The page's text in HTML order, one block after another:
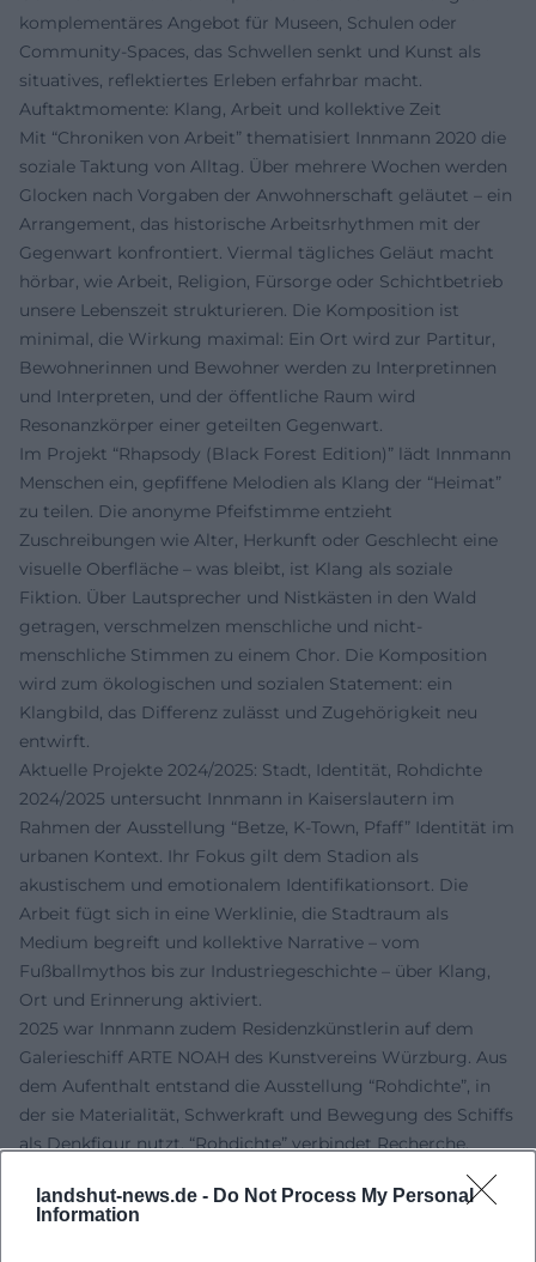
landshut-news.de - Do Not Process My Personal
Information
komplementäres Angebot für Museen, Schulen oder
Community-Spaces, das Schwellen senkt und Kunst als
situatives, reflektiertes Erleben erfahrbar macht.
Auftaktmomente: Klang, Arbeit und kollektive Zeit
Mit “Chroniken von Arbeit” thematisiert Innmann 2020 die
soziale Taktung von Alltag. Über mehrere Wochen werden
Glocken nach Vorgaben der Anwohnerschaft geläutet – ein
Arrangement, das historische Arbeitsrhythmen mit der
Gegenwart konfrontiert. Viermal tägliches Geläut macht
hörbar, wie Arbeit, Religion, Fürsorge oder Schichtbetrieb
unsere Lebenszeit strukturieren. Die Komposition ist
minimal, die Wirkung maximal: Ein Ort wird zur Partitur,
Bewohnerinnen und Bewohner werden zu Interpretinnen
und Interpreten, und der öffentliche Raum wird
Resonanzkörper einer geteilten Gegenwart.
Im Projekt “Rhapsody (Black Forest Edition)” lädt Innmann
Menschen ein, gepfiffene Melodien als Klang der “Heimat”
zu teilen. Die anonyme Pfeifstimme entzieht
Zuschreibungen wie Alter, Herkunft oder Geschlecht eine
visuelle Oberfläche – was bleibt, ist Klang als soziale
Fiktion. Über Lautsprecher und Nistkästen in den Wald
getragen, verschmelzen menschliche und nicht-
menschliche Stimmen zu einem Chor. Die Komposition
wird zum ökologischen und sozialen Statement: ein
Klangbild, das Differenz zulässt und Zugehörigkeit neu
entwirft.
Aktuelle Projekte 2024/2025: Stadt, Identität, Rohdichte
2024/2025 untersucht Innmann in Kaiserslautern im
Rahmen der Ausstellung “Betze, K‑Town, Pfaff” Identität im
urbanen Kontext. Ihr Fokus gilt dem Stadion als
akustischem und emotionalem Identifikationsort. Die
Arbeit fügt sich in eine Werklinie, die Stadtraum als
Medium begreift und kollektive Narrative – vom
Fußballmythos bis zur Industriegeschichte – über Klang,
Ort und Erinnerung aktiviert.
2025 war Innmann zudem Residenzkünstlerin auf dem
Galerieschiff ARTE NOAH des Kunstvereins Würzburg. Aus
dem Aufenthalt entstand die Ausstellung “Rohdichte”, in
der sie Materialität, Schwerkraft und Bewegung des Schiffs
als Denkfigur nutzt. “Rohdichte” verbindet Recherche,
Minimalen: kleine Verschiebungen, die Wahrnehmung